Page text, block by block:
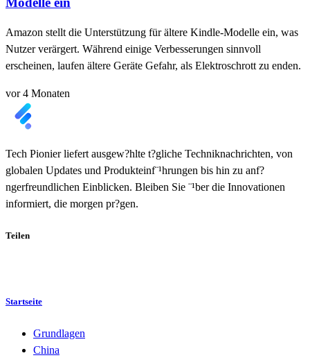
Amazon stellt die Unterstützung für ältere Kindle-Modelle ein, was
Nutzer verärgert. Während einige Verbesserungen sinnvoll
erscheinen, laufen ältere Geräte Gefahr, als Elektroschrott zu enden.
vor 4 Monaten
Tech Pionier liefert ausgew?hlte t?gliche Techniknachrichten, von
globalen Updates und Produkteinf¨¹hrungen bis hin zu anf?
ngerfreundlichen Einblicken. Bleiben Sie ¨¹ber die Innovationen
informiert, die morgen pr?gen.
Teilen
Startseite
Grundlagen
China